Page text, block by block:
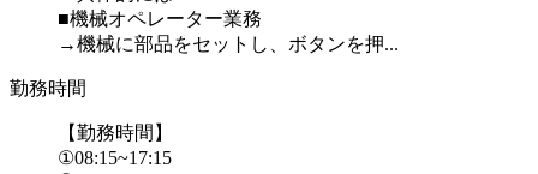
■機械オペレーター業務
→機械に部品をセットし、ボタンを押...
勤務時間
【勤務時間】
①08:15~17:15